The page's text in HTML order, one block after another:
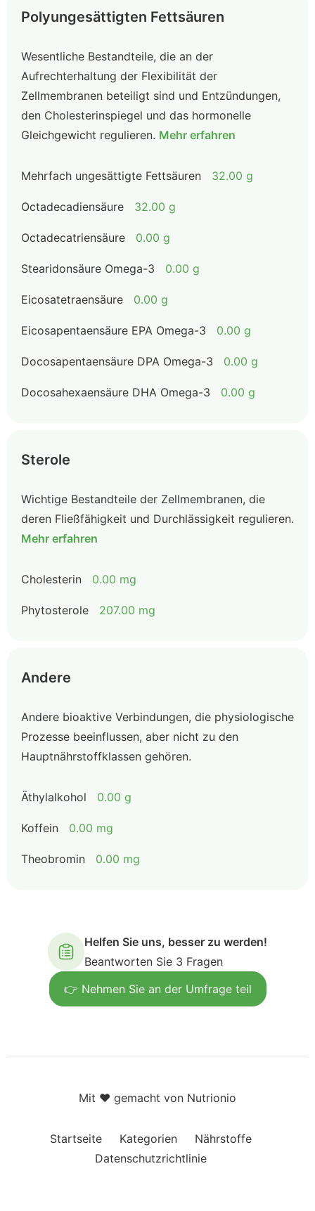
Polyungesättigten Fettsäuren
Wesentliche Bestandteile, die an der
Aufrechterhaltung der Flexibilität der
Zellmembranen beteiligt sind und Entzündungen,
den Cholesterinspiegel und das hormonelle
Gleichgewicht regulieren. Mehr erfahren
Mehrfach ungesättigte Fettsäuren 32.00 g
Octadecadiensäure 32.00 g
Octadecatriensäure 0.00 g
Stearidonsäure Omega-3 0.00 g
Eicosatetraensäure 0.00 g
Eicosapentaensäure EPA Omega-3 0.00 g
Docosapentaensäure DPA Omega-3 0.00 g
Docosahexaensäure DHA Omega-3 0.00 g
Sterole
Wichtige Bestandteile der Zellmembranen, die
deren Fließfähigkeit und Durchlässigkeit regulieren.
Mehr erfahren
Cholesterin 0.00 mg
Phytosterole 207.00 mg
Andere
Andere bioaktive Verbindungen, die physiologische
Prozesse beeinflussen, aber nicht zu den
Hauptnährstoffklassen gehören.
Äthylalkohol 0.00 g
Koffein 0.00 mg
Theobromin 0.00 mg
Helfen Sie uns, besser zu werden!
Beantworten Sie 3 Fragen
👉 Nehmen Sie an der Umfrage teil
Mit ❤️ gemacht von Nutrionio
Startseite Kategorien
Nährstoffe
Datenschutzrichtlinie